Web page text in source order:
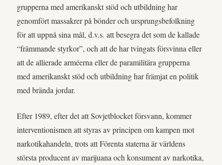
grupperna med amerikanskt stöd och utbildning har
genomfört massakrer på bönder och ursprungsbefolkning
för att uppnå sina mål, d.v.s. att besegra det som de kallade
“främmande styrkor”, och att de har tvingats försvinna eller
att de allierade arméerna eller de paramilitära grupperna
med amerikanskt stöd och utbildning har främjat en politik
med brända jordar.
Efter 1989, efter det att Sovjetblocket försvann, kommer
interventionismen att styras av principen om kampen mot
narkotikahandeln, trots att Förenta staterna är världens
största producent av marijuana och konsument av narkotika,